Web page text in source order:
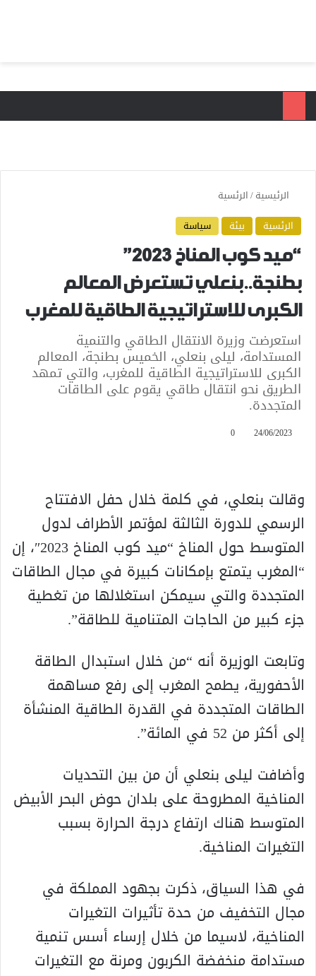
الرئيسية/الرئسية
الرئسية
بيئة سياسة
“ميد كوب المناخ 2023”
بطنجة..بنعلي تستعرض المعالم
الكبرى للاستراتيجية الطاقية للمغرب
استعرضت وزيرة الانتقال الطاقي والتنمية
المستدامة، ليلى بنعلي، الخميس بطنجة، المعالم
الكبرى للاستراتيجية الطاقية للمغرب، والتي تمهد
الطريق نحو انتقال طاقي يقوم على الطاقات
المتجددة.
24/06/2023
0
وقالت بنعلي، في كلمة خلال حفل الافتتاح
الرسمي للدورة الثالثة لمؤتمر الأطراف لدول
المتوسط حول المناخ “ميد كوب المناخ 2023″، إن
“المغرب يتمتع بإمكانات كبيرة في مجال الطاقات
المتجددة والتي سيمكن استغلالها من تغطية
جزء كبير من الحاجات المتنامية للطاقة”.
وتابعت الوزيرة أنه “من خلال استبدال الطاقة
الأحفورية، يطمح المغرب إلى رفع مساهمة
الطاقات المتجددة في القدرة الطاقية المنشأة
إلى أكثر من 52 في المائة”.
وأضافت ليلى بنعلي أن من بين التحديات
المناخية المطروحة على بلدان حوض البحر الأبيض
المتوسط هناك ارتفاع درجة الحرارة بسبب
التغيرات المناخية.
في هذا السياق، ذكرت بجهود المملكة في
مجال التخفيف من حدة تأثيرات التغيرات
المناخية، لاسيما من خلال إرساء أسس تنمية
مستدامة منخفضة الكربون ومرنة مع التغيرات